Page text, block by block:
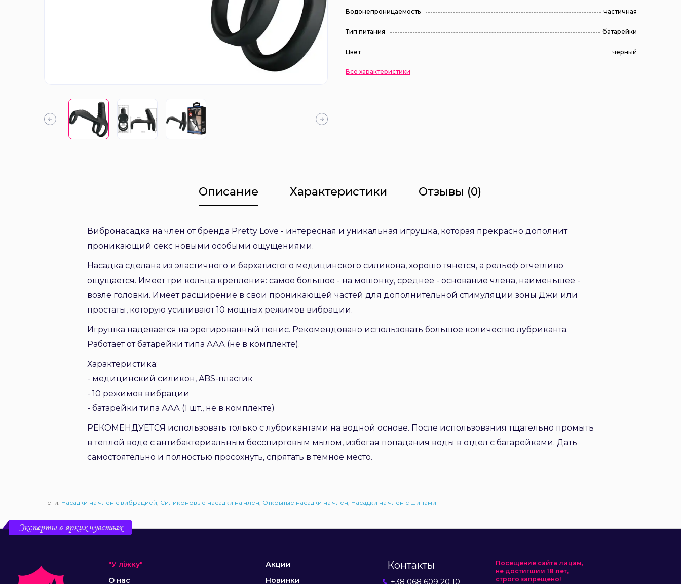
Водонепроницаемость частичная
Тип питания батарейки
Цвет черный
Все характеристики
Описание Характеристики Отзывы (0)
Вибронасадка на член от бренда Pretty Love - интересная и уникальная игрушка, которая прекрасно дополнит
проникающий секс новыми особыми ощущениями.
Насадка сделана из эластичного и бархатистого медицинского силикона, хорошо тянется, а рельеф отчетливо
ощущается. Имеет три кольца крепления: самое большое - на мошонку, среднее - основание члена, наименьшее -
возле головки. Имеет расширение в свои проникающей частей для дополнительной стимуляции зоны Джи или
простаты, которую усиливают 10 мощных режимов вибрации.
Игрушка надевается на эрегированный пенис. Рекомендовано использовать большое количество лубриканта.
Работает от батарейки типа ААА (не в комплекте).
Характеристика:
- медицинский силикон, ABS-пластик
- 10 режимов вибрации
- батарейки типа ААА (1 шт., не в комплекте)
РЕКОМЕНДУЕТСЯ использовать только с лубрикантами на водной основе. После использования тщательно промыть
в теплой воде с антибактериальным бесспиртовым мылом, избегая попадания воды в отдел с батарейками. Дать
самостоятельно и полностью просохнуть, спрятать в темное место.
Теги: Насадки на член с вибрацией, Силиконовые насадки на член, Открытые насадки на член, Насадки на член с шипами
Эксперты в ярких чувствах
"У ліжку"
О нас
Акции
Новинки
Контакты
+38 068 609 20 10
Посещение сайта лицам,
не достигшим 18 лет,
строго запрещено!